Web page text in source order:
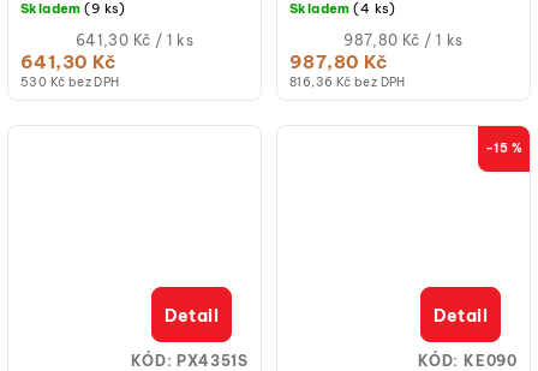
530 Kč bez DPH
641,30 Kč
Měrná
cena:
641,30 Kč / 1 ks
Skladem (9 ks)
816,36 Kč bez DPH
987,80 Kč
Měrná
cena:
987,80 Kč / 1 ks
Skladem (4 ks)
Detail
KÓD:PX4351S
–15 %
Detail
KÓD: KE090